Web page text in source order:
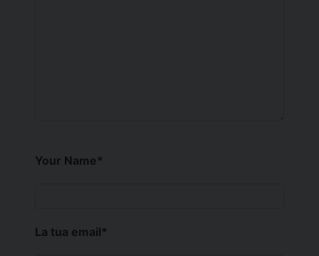
Your Name*
La tua email*